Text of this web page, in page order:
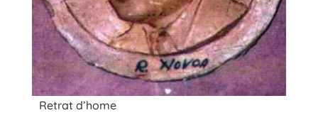
Retrat d’home